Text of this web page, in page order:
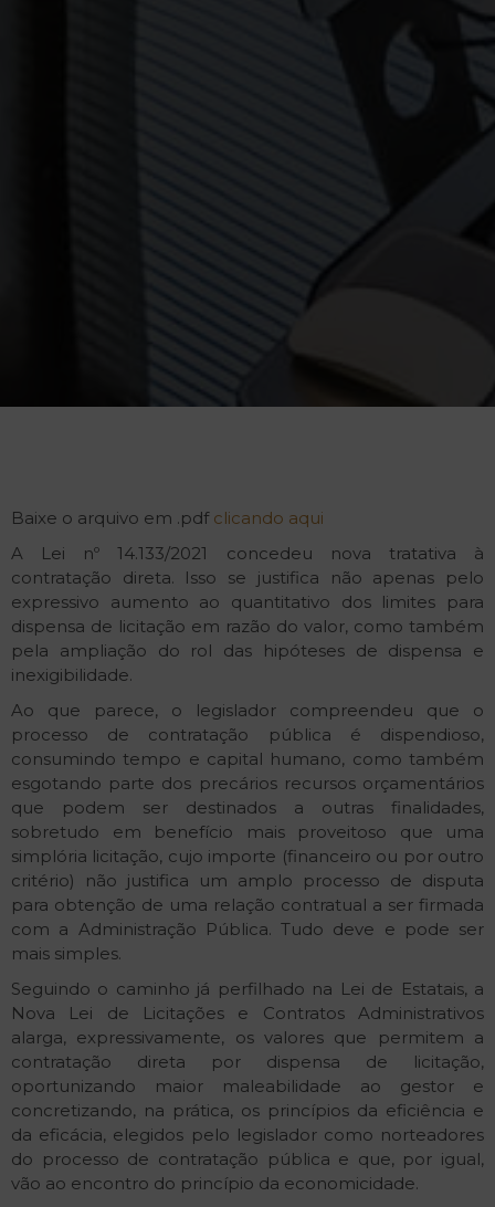
Baixe o arquivo em .pdf clicando aqui
A Lei nº 14.133/2021 concedeu nova tratativa à
contratação direta. Isso se justifica não apenas pelo
expressivo aumento ao quantitativo dos limites para
dispensa de licitação em razão do valor, como também
pela ampliação do rol das hipóteses de dispensa e
inexigibilidade.
Ao que parece, o legislador compreendeu que o
processo de contratação pública é dispendioso,
consumindo tempo e capital humano, como também
esgotando parte dos precários recursos orçamentários
que podem ser destinados a outras finalidades,
sobretudo em benefício mais proveitoso que uma
simplória licitação, cujo importe (financeiro ou por outro
critério) não justifica um amplo processo de disputa
para obtenção de uma relação contratual a ser firmada
com a Administração Pública. Tudo deve e pode ser
mais simples.
Seguindo o caminho já perfilhado na Lei de Estatais, a
Nova Lei de Licitações e Contratos Administrativos
alarga, expressivamente, os valores que permitem a
contratação direta por dispensa de licitação,
oportunizando maior maleabilidade ao gestor e
concretizando, na prática, os princípios da eficiência e
da eficácia, elegidos pelo legislador como norteadores
do processo de contratação pública e que, por igual,
vão ao encontro do princípio da economicidade.